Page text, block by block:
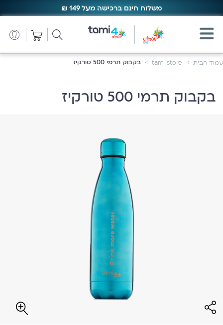
משלוח חינם ברכישה מעל 149 ₪
עמוד הבית tami store בקבוק תרמי 500 טורקיז
בקבוק תרמי 500 טורקיז